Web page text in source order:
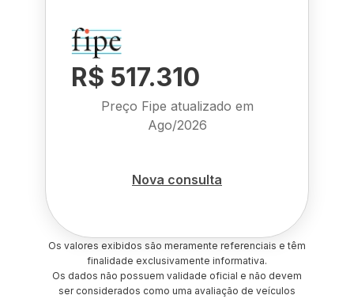
R$ 517.310
Preço Fipe atualizado em
Ago/2026
Nova consulta
Os valores exibidos são meramente referenciais e têm
finalidade exclusivamente informativa.
Os dados não possuem validade oficial e não devem
ser considerados como uma avaliação de veículos